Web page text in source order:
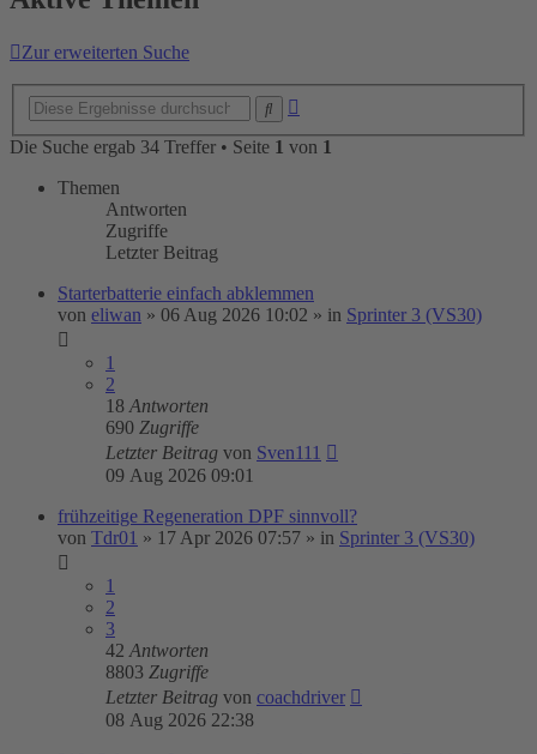
Zur erweiterten Suche
Die Suche ergab 34 Treffer • Seite 1 von 1
Themen
Antworten
Zugriffe
Letzter Beitrag
Starterbatterie einfach abklemmen
von eliwan » 06 Aug 2026 10:02 » in Sprinter 3 (VS30)
1
2
18 Antworten
690 Zugriffe
Letzter Beitrag von Sven111
09 Aug 2026 09:01
frühzeitige Regeneration DPF sinnvoll?
von Tdr01 » 17 Apr 2026 07:57 » in Sprinter 3 (VS30)
1
2
3
42 Antworten
8803 Zugriffe
Letzter Beitrag von coachdriver
08 Aug 2026 22:38